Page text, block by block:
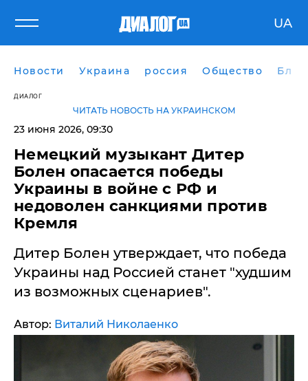
UA
Новости Украина россия Общество
ДИАЛОГ
ЧИТАТЬ НОВОСТЬ НА УКРАИНСКОМ
23 июня 2026, 09:30
Немецкий музыкант Дитер
Болен опасается победы
Украины в войне с РФ и
недоволен санкциями против
Кремля
Дитер Болен утверждает, что победа
Украины над Россией станет "худшим
из возможных сценариев".
Автор: Виталий Николаенко